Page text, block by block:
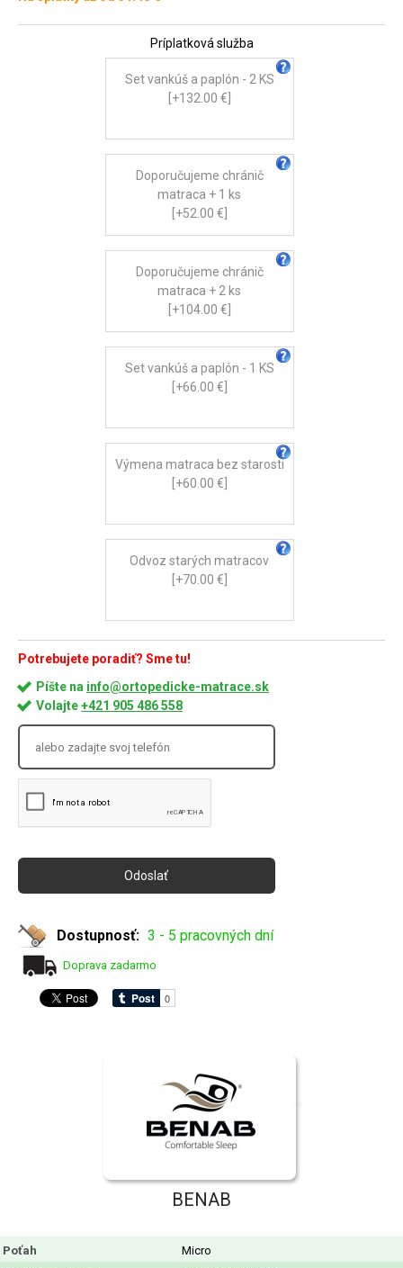
Príplatková služba
Set vankúš a paplón - 2 KS
[+132.00 €]
Doporučujeme chránič
matraca + 1 ks
[+52.00 €]
Doporučujeme chránič
matraca + 2 ks
[+104.00 €]
Set vankúš a paplón - 1 KS
[+66.00 €]
Výmena matraca bez starosti
[+60.00 €]
Odvoz starých matracov
[+70.00 €]
Potrebujete poradiť? Sme tu!
Píšte na info@ortopedicke-matrace.sk
Volajte+421 905 486 558
Dostupnosť: 3 - 5 pracovných dní
Doprava zadarmo
BENAB
Poťah
Micro